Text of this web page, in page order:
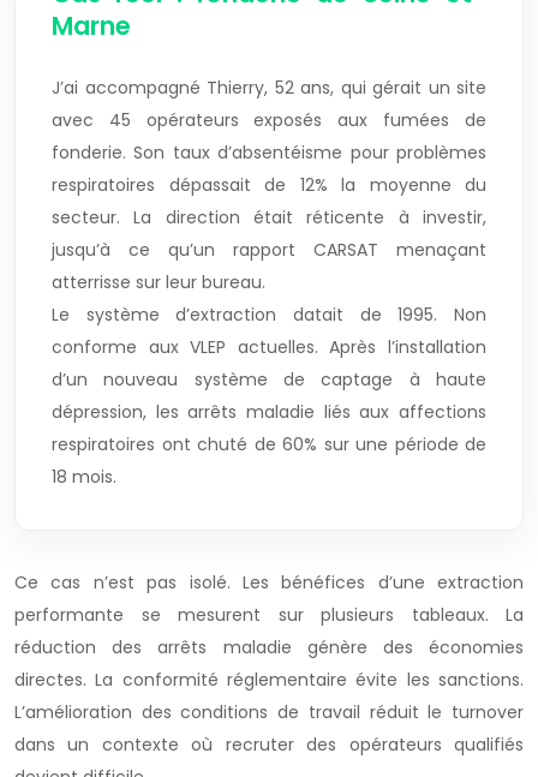
Marne
J’ai accompagné Thierry, 52 ans, qui gérait un site
avec 45 opérateurs exposés aux fumées de
fonderie. Son taux d’absentéisme pour problèmes
respiratoires dépassait de 12% la moyenne du
secteur. La direction était réticente à investir,
jusqu’à ce qu’un rapport CARSAT menaçant
atterrisse sur leur bureau.
Le système d’extraction datait de 1995. Non
conforme aux VLEP actuelles. Après l’installation
d’un nouveau système de captage à haute
dépression, les arrêts maladie liés aux affections
respiratoires ont chuté de 60% sur une période de
18 mois.
Ce cas n’est pas isolé. Les bénéfices d’une extraction
performante se mesurent sur plusieurs tableaux. La
réduction des arrêts maladie génère des économies
directes. La conformité réglementaire évite les sanctions.
L’amélioration des conditions de travail réduit le turnover
dans un contexte où recruter des opérateurs qualifiés